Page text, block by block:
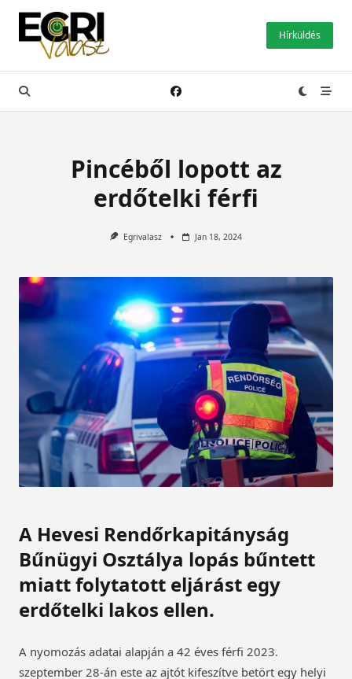
Skip
content
Hírküldés
Pincéből lopott az
erdőtelki férfi
Egrivalasz Jan 18, 2024
A Hevesi Rendőrkapitányság
Bűnügyi Osztálya lopás bűntett
miatt folytatott eljárást egy
erdőtelki lakos ellen.
A nyomozás adatai alapján a 42 éves férfi 2023.
szeptember 28-án este az ajtót kifeszítve betört egy helyi